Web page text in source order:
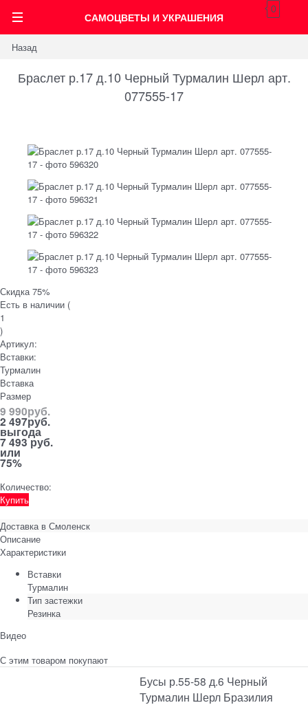
САМОЦВЕТЫ И УКРАШЕНИЯ
0
Назад
Браслет р.17 д.10 Черный Турмалин Шерл арт.
077555-17
Скидка 75%
Есть в наличии (
1
)
Артикул:
Вставки:
Турмалин
Вставка
Размер
9 990руб.
2 497руб.
выгода
7 493 руб.
или
75%
Количество:
Купить
Доставка в Смоленск
Описание
Характеристики
Вставки
Турмалин
Тип застежки
Резинка
Видео
С этим товаром покупают
Бусы р.55-58 д.6 Черный
Турмалин Шерл Бразилия